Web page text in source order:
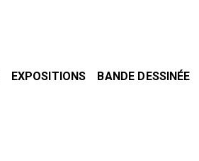
EXPOSITIONS BANDE DESSINÉE